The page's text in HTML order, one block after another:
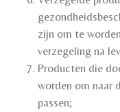
zijn om te
verzegeling na
Producten die
worden om naar
passen;